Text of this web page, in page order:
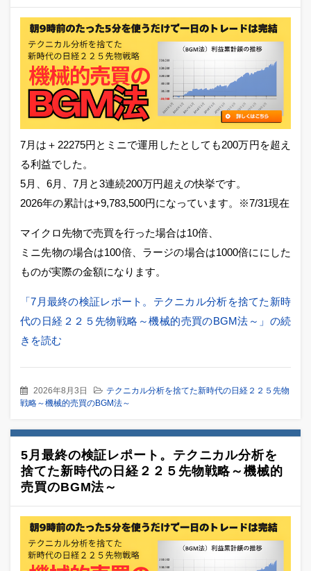
7月は＋22275円とミニで運用したとしても200万円を超え
る利益でした。
5月、6月、7月と3連続200万円超えの快挙です。
2026年の累計は+9,783,500円になっています。※7/31現在
マイクロ先物で売買を行った場合は10倍、
ミニ先物の場合は100倍、ラージの場合は1000倍ににした
ものが実際の金額になります。
「7月最終の検証レポート。テクニカル分析を捨てた新時
代の日経２２５先物戦略～機械的売買のBGM法～」の続
きを読む
2026年8月3日
テクニカル分析を捨てた新時代の日経２２５先物
戦略～機械的売買のBGM法～
5月最終の検証レポート。テクニカル分析を
捨てた新時代の日経２２５先物戦略～機械的
売買のBGM法～